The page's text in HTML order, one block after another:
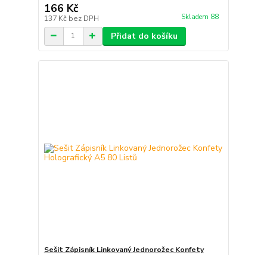
166 Kč
137 Kč bez DPH Skladem 88
Přidat do košíku
Sešit Zápisník Linkovaný Jednorožec Konfety